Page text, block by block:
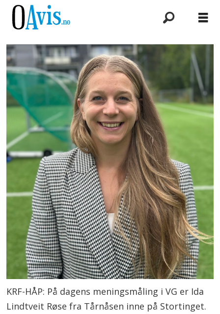
KRF-HÅP: På dagens meningsmåling i VG er Ida
Lindtveit Røse fra Tårnåsen inne på Stortinget.